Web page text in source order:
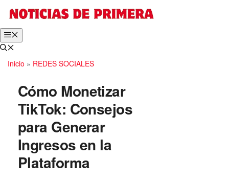
Inicio » REDES SOCIALES
Cómo Monetizar
TikTok: Consejos
para Generar
Ingresos en la
Plataforma